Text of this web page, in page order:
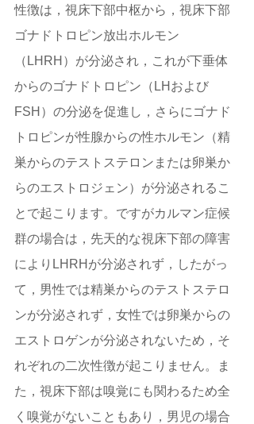
性徴は，視床下部中枢から，視床下部
ゴナドトロピン放出ホルモン
（LHRH）が分泌され，これが下垂体
からのゴナドトロピン（LHおよび
FSH）の分泌を促進し，さらにゴナド
トロピンが性腺からの性ホルモン（精
巣からのテストステロンまたは卵巣か
らのエストロジェン）が分泌されるこ
とで起こります。ですがカルマン症候
群の場合は，先天的な視床下部の障害
によりLHRHが分泌されず，したがっ
て，男性では精巣からのテストステロ
ンが分泌されず，女性では卵巣からの
エストロゲンが分泌されないため，そ
れぞれの二次性徴が起こりません。ま
た，視床下部は嗅覚にも関わるため全
く嗅覚がないこともあり，男児の場合